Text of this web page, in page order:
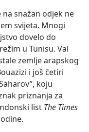
na snažan odjek ne
svijeta. Mnogi
dovelo do
u Tunisu. Val
zemlje arapskog
i još četiri
koju
priznanja za
list The Times